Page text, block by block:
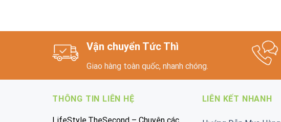
Vận chuyển Tức Thì
Giao hàng toàn quốc, nhanh chóng.
THÔNG TIN LIÊN HỆ LIÊN KẾT NHANH